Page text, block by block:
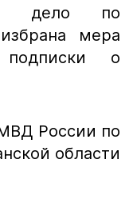
дело по
мера
о
России по
области